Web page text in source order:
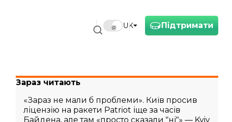
Підтримати
UK
Зараз читають
«Зараз не мали б проблеми». Київ просив
ліцензію на ракети Patriot іще за часів
Байдена, але там «просто сказали "ні"» — Kyiv